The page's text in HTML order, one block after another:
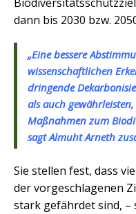
dann bis 2030 bzw.
„Eine bessere
wissenschaftlichen
dringende
als auch
Maßnahmen zum
sagt Almuht Arneth
Sie stellen fest, dass
der vorgeschlagenen
stark gefährdet sind, –